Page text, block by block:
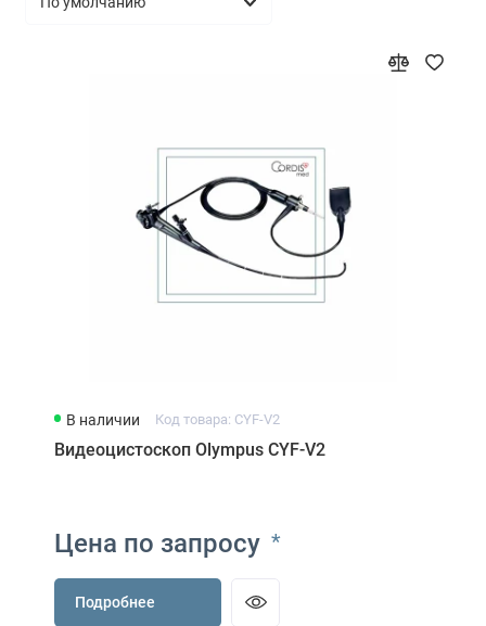
В наличии Код товара: CYF-V2
Видеоцистоскоп Olympus CYF-V2
Цена по запросу *
Подробнее